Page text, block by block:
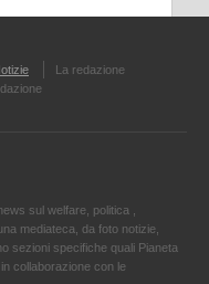
La redazione
sul welfare, politica ,
mediateca, da foto notizie,
sezioni specifiche quali Pianeta
collaborazione con le